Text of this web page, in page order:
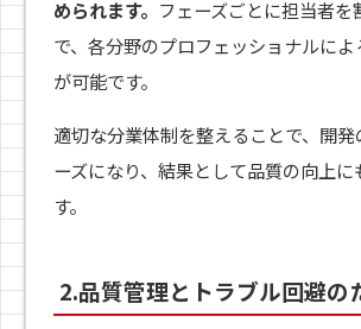
められます。 フェーズごとに担当者を
で、各分野のプロフェッショナルに
が可能です。
適切な分業体制を整えることで、開
ーズになり、結果として品質の向上に
す。
2.品質管理とトラブル回避の